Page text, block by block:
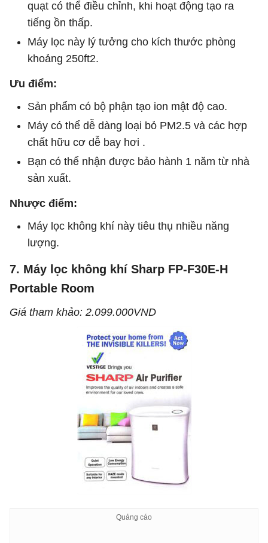
quạt có thể điều chỉnh, khi hoạt động tạo ra
tiếng ồn thấp.
Máy lọc này lý tưởng cho kích thước phòng
khoảng 250ft2.
Ưu điểm:
Sản phẩm có bộ phận tạo ion mật độ cao.
Máy có thể dễ dàng loại bỏ PM2.5 và các hợp
chất hữu cơ dễ bay hơi .
Bạn có thể nhận được bảo hành 1 năm từ nhà
sản xuất.
Nhược điểm:
Máy lọc không khí này tiêu thụ nhiều năng
lượng.
7. Máy lọc không khí Sharp FP-F30E-H
Portable Room
Giá tham khảo: 2.099.000VND